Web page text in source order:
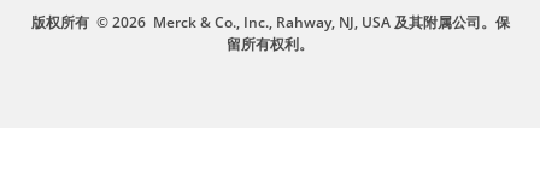
版权所有 © 2026 Merck & Co., Inc., Rahway, NJ, USA 及其附属公司。保
留所有权利。